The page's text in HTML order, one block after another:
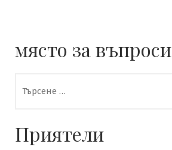
място за въпроси
за:
Приятели